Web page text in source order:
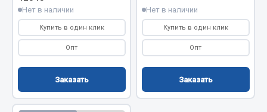
Весь раздел
Цепи подъёмные
Весь раздел
Нет в наличии
Купить в один клик
Опт
Заказать
Нет в наличии
Купить в один клик
Опт
Заказать